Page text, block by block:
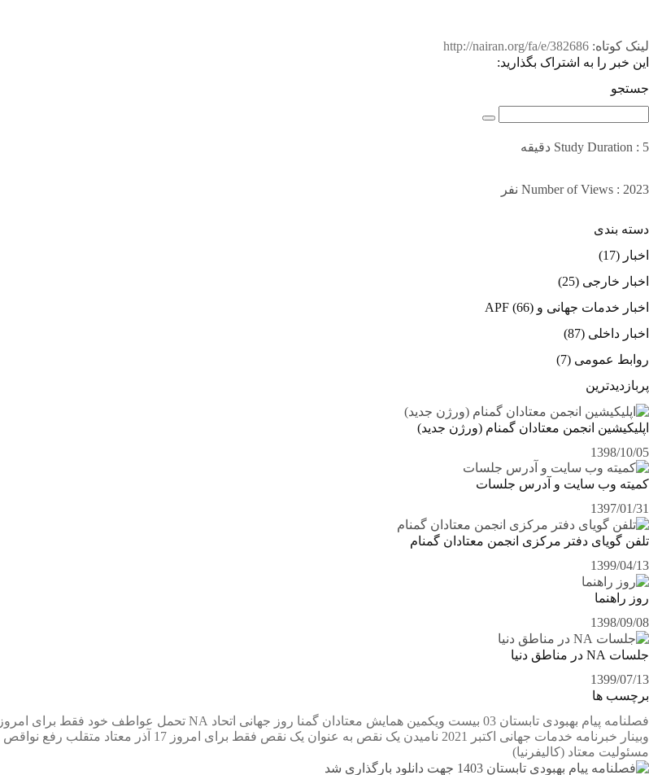
لینک کوتاه: http://nairan.org/fa/e/382686
این خبر را به اشتراک بگذارید:
جستجو
Study Duration : 5 دقیقه
Number of Views : 2023 نفر
دسته بندی
اخبار (17)
اخبار خارجی (25)
اخبار خدمات جهانی و APF (66)
اخبار داخلی (87)
روابط عمومی (7)
پربازدیدترین
اپلیکیشین انجمن معتادان گمنام (ورژن جدید)
1398/10/05
کمیته وب سایت و آدرس جلسات
1397/01/31
تلفن گویای دفتر مرکزی انجمن معتادان گمنام
1399/04/13
روز راهنما
1398/09/08
جلسات NA در مناطق دنیا
1399/07/13
برچسب ها
فصلنامه پیام بهبودی تابستان 03
بیست ویکمین همایش معتادان گمنا روز جهانی اتحاد NA تحمل عواطف خود فقط برای امروز 16 آذر
وبینار خبرنامه خدمات جهانی اکتبر 2021 نامیدن یک نقص به عنوان یک نقص فقط برای امروز 17 آذر معتاد متقلب رفع نواقص NA
مسئولیت معتاد (کالیفرنیا)